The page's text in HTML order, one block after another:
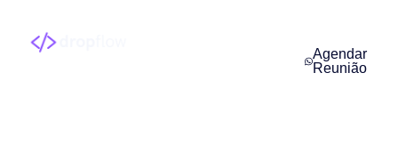
Agendar
Reunião